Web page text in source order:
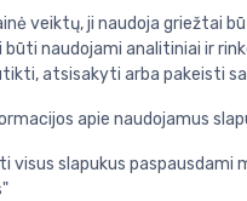
vonios kambarys
universalus
balta
veiktų, ji naudoja griežtai
būti naudojami analitiniai ir
atsisakyti arba pakeisti
apie naudojamus
visus slapukus